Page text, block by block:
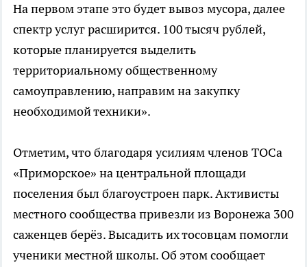
На первом этапе это будет вывоз мусора, далее
спектр услуг расширится. 100 тысяч рублей,
которые планируется выделить
территориальному общественному
самоуправлению, направим на закупку
необходимой техники».
Отметим, что благодаря усилиям членов ТОСа
«Приморское» на центральной площади
поселения был благоустроен парк. Активисты
местного сообщества привезли из Воронежа 300
саженцев берёз. Высадить их тосовцам помогли
ученики местной школы. Об этом сообщает